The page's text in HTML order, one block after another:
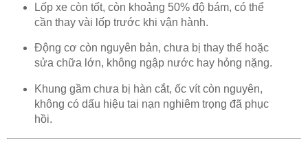
Lốp xe còn tốt, còn khoảng 50% độ bám, có thể
cần thay vài lốp trước khi vận hành.
Động cơ còn nguyên bản, chưa bị thay thế hoặc
sửa chữa lớn, không ngập nước hay hỏng nặng.
Khung gầm chưa bị hàn cắt, ốc vít còn nguyên,
không có dấu hiệu tai nạn nghiêm trọng đã phục
hồi.